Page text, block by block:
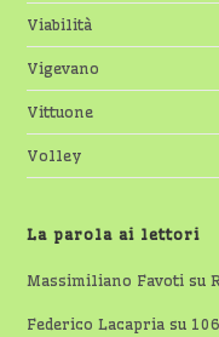
Viabilità
Vigevano
Vittuone
Volley
La parola ai lettori
Massimiliano Favoti su
Federico Lacapria su